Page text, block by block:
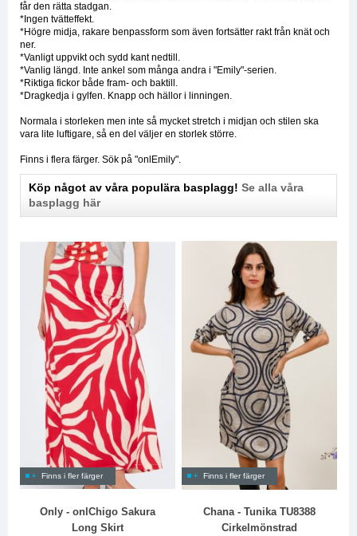
får den rätta stadgan.
*Ingen tvätteffekt.
*Högre midja, rakare benpassform som även fortsätter rakt från knät och
ner.
*Vanligt uppvikt och sydd kant nedtill.
*Vanlig längd. Inte ankel som många andra i "Emily"-serien.
*Riktiga fickor både fram- och baktill.
*Dragkedja i gylfen. Knapp och hällor i linningen.
Normala i storleken men inte så mycket stretch i midjan och stilen ska
vara lite luftigare, så en del väljer en storlek större.
Finns i flera färger. Sök på "onlEmily".
Köp något av våra populära basplagg! Se alla våra
basplagg här
Finns i fler färger
Only - onlChigo Sakura
Long Skirt
Finns i fler färger
Chana - Tunika TU8388
Cirkelmönstrad